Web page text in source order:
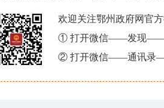
欢迎关注鄂州政府网官
① 打开微信——发现——
② 打开微信——通讯录